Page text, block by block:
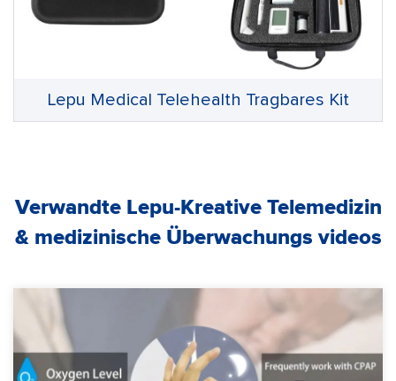
Lepu Medical Telehealth Tragbares Kit
Verwandte Lepu-Kreative Telemedizin
& medizinische Überwachungs videos